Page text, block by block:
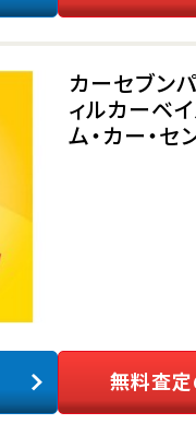
カーセブン
ィルカーベ
ム・カー・セ
無料査